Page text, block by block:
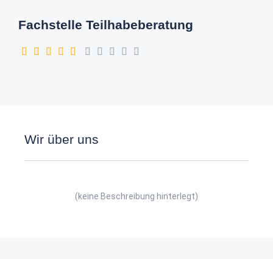
Fachstelle Teilhabeberatung
Wir über uns
(keine Beschreibung hinterlegt)